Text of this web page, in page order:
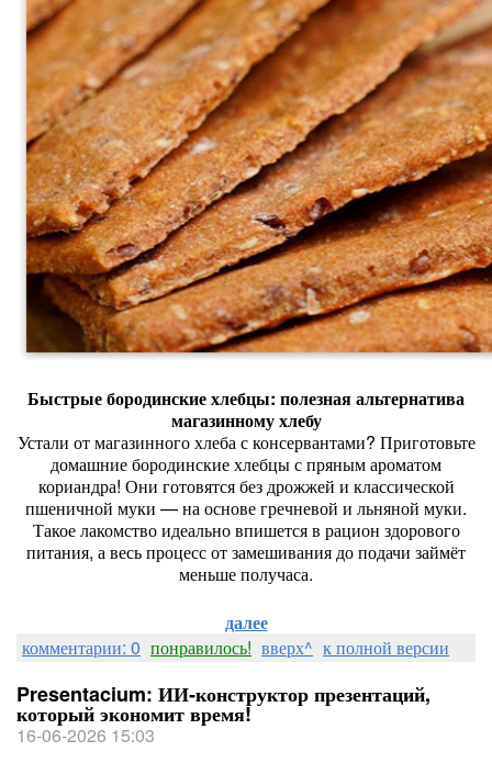
Быстрыебородинскиехлебцы: полезнаяальтернатива
магазинномухлебу
Устали отмагазинногохлебасконсервантами? Приготовьте
домашниебородинскиехлебцыспрянымароматом
кориандра! Они готовятсябездрожжей и классической
пшеничной муки — наосновегречневой и льняной муки.
Такоелакомствоидеальновпишетсяв рацион здорового
питания, авесьпроцессотзамешиваниядоподачи займёт
меньшеполучаса.
далее
комментарии: 0 понравилось! вверх^ к полной версии
Presentacium: ИИ‑конструктор презентаций,
который экономит время!
16-06-2026 15:03